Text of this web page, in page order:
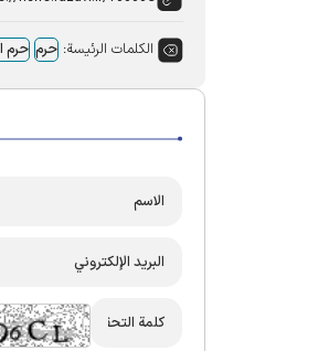
الكلمات الرئيسة: حرم حرم